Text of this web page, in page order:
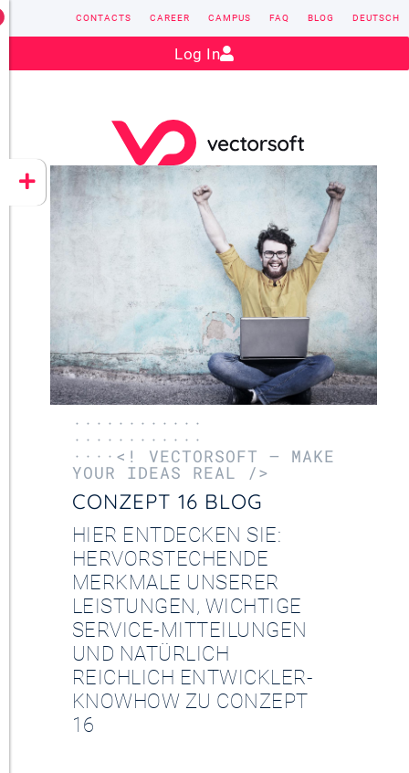
CONZEPT 16
YEET
Contact: sales@vectorsoft.de
CONTACTS CAREER CAMPUS FAQ BLOG DEUTSCH
Log In
············
············
····<! VECTORSOFT – MAKE
YOUR IDEAS REAL />
CONZEPT 16 BLOG
HIER ENTDECKEN SIE:
HERVORSTECHENDE
MERKMALE UNSERER
LEISTUNGEN, WICHTIGE
SERVICE-MITTEILUNGEN
UND NATÜRLICH
REICHLICH ENTWICKLER-
KNOWHOW ZU CONZEPT
16